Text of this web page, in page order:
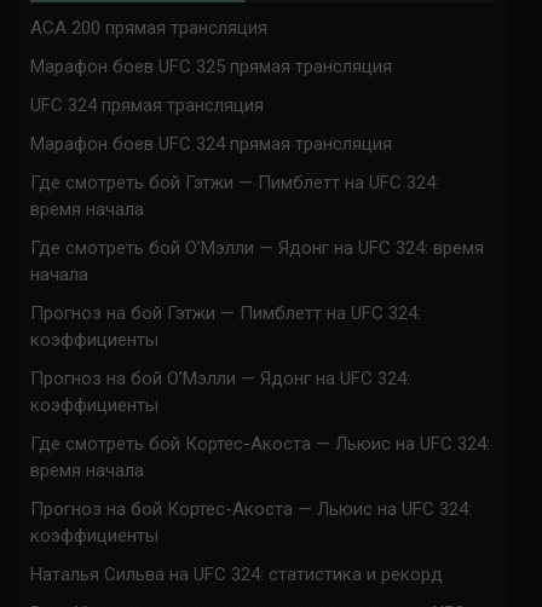
ACA 200 прямая трансляция
Марафон боев UFC 325 прямая трансляция
UFC 324 прямая трансляция
Марафон боев UFC 324 прямая трансляция
Где смотреть бой Гэтжи — Пимблетт на UFC 324:
время начала
Где смотреть бой О’Мэлли — Ядонг на UFC 324: время
начала
Прогноз на бой Гэтжи — Пимблетт на UFC 324:
коэффициенты
Прогноз на бой О’Мэлли — Ядонг на UFC 324:
коэффициенты
Где смотреть бой Кортес-Акоста — Льюис на UFC 324:
время начала
Прогноз на бой Кортес-Акоста — Льюис на UFC 324:
коэффициенты
Наталья Сильва на UFC 324: статистика и рекорд